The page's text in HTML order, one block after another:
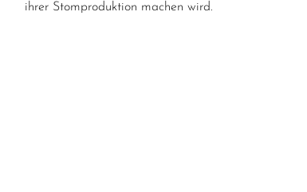
ihrer Stomproduktion machen wird.